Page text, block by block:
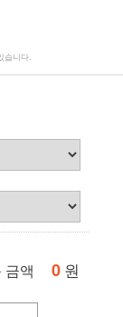
습니다.
금액 0 원